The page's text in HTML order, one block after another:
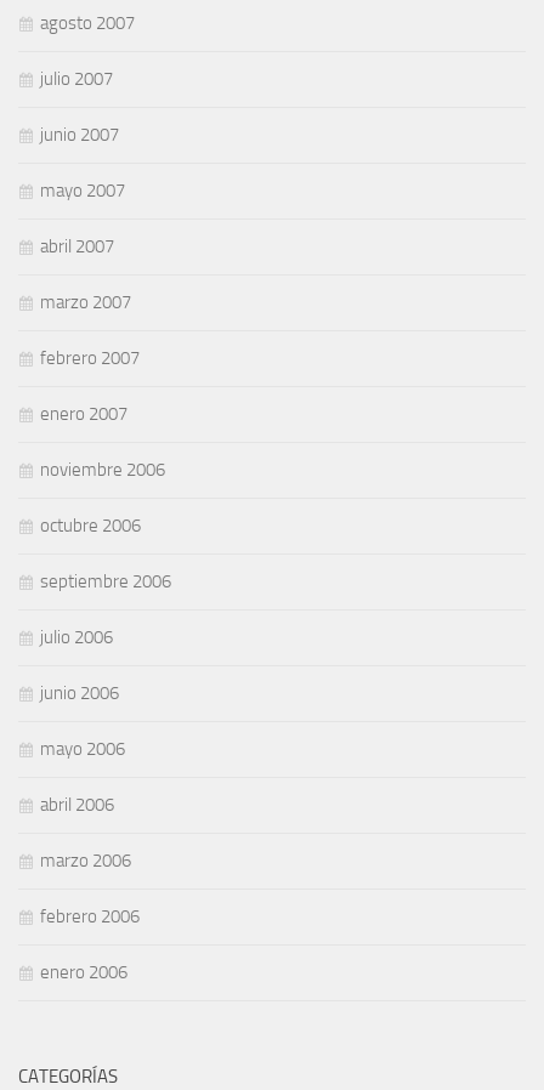
agosto 2007
julio 2007
junio 2007
mayo 2007
abril 2007
marzo 2007
febrero 2007
enero 2007
noviembre 2006
octubre 2006
septiembre 2006
julio 2006
junio 2006
mayo 2006
abril 2006
marzo 2006
febrero 2006
enero 2006
CATEGORÍAS